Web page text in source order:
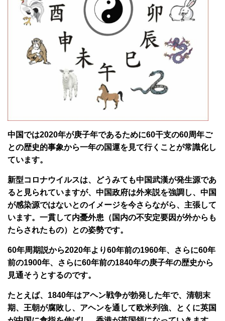
中国では2020年が庚子年であるために60干支の60周年ご
との歴史的事象から一年の国運を見て行くことが常識化し
ています。
新型コロナウイルスは、どうみても中国武漢が発生源であ
ると見られていますが、中国政府は外来説を強調し、中国
が感染源ではないとのイメージを今さらながら、主張して
います。一貫して内憂外患（国内の不安定要因が外からも
たらされたもの）との姿勢です。
60年周期説から2020年より60年前の1960年、さらに60年
前の1900年、さらに60年前の1840年の庚子年の歴史から
見通そうとするのです。
たとえば、1840年はアヘン戦争が勃発した年で、清朝末
期、王朝が腐敗し、アヘンを通して欧米列強、とくに英国